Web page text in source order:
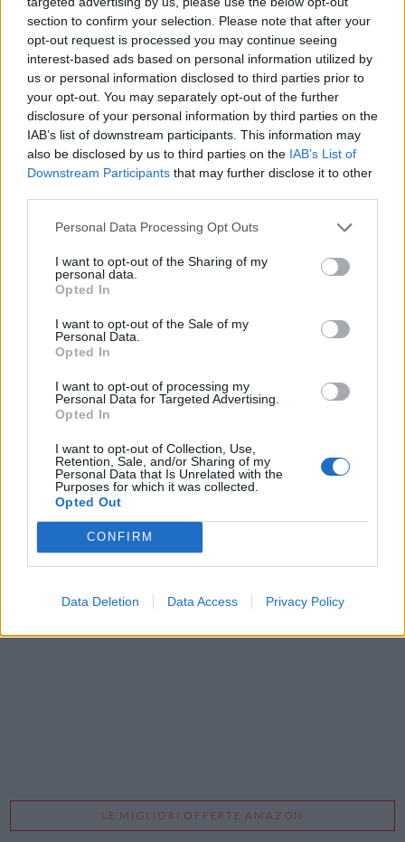
section to confirm your selection. Please note that after your
opt-out request is processed you may continue seeing
interest-based ads based on personal information utilized by
us or personal information disclosed to third parties prior to
your opt-out. You may separately opt-out of the further
disclosure of your personal information by third parties on the
IAB’s list of downstream participants. This information may
also be disclosed by us to third parties on the IAB’s List of
Downstream Participants that may further disclose it to other
Personal Data Processing Opt Outs
I want to opt-out of the Sharing of my
personal data.
Opted In
I want to opt-out of the Sale of my
Personal Data.
Opted In
I want to opt-out of processing my
Personal Data for Targeted Advertising.
Opted In
I want to opt-out of Collection, Use,
Retention, Sale, and/or Sharing of my
Personal Data that Is Unrelated with the
Purposes for which it was collected.
Opted Out
CONFIRM
Data Deletion Data Access Privacy Policy
durata fino a quattro giorni con una sola carica, gli utenti hanno
anche più tempo per godersi la musica, telefonare e sfoggiare il
proprio smartwatch.
Il calendario completo con tutte le tappe del tour è consultabile su
MySamsung Appe sul sito
www.samsungpeople.it/gears3experience .
Condividi questo articolo:
E-mail
Mastodon WhatsApp
Vuoi ricevere gli aggiornamenti delle news di TecnoGazzetta?
Inserisci nome ed indirizzo E-Mail:
Acconsento al trattamento dei dati personali (Info Privacy
LE MIGLIORI OFFERTE AMAZON